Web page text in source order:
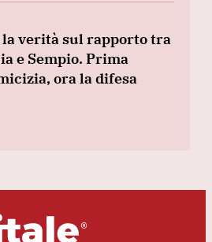
verità sul rapporto tra
e Sempio. Prima
ora la difesa